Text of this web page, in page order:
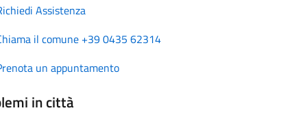
Assistenza
il comune +39 0435 62314
un appuntamento
in città